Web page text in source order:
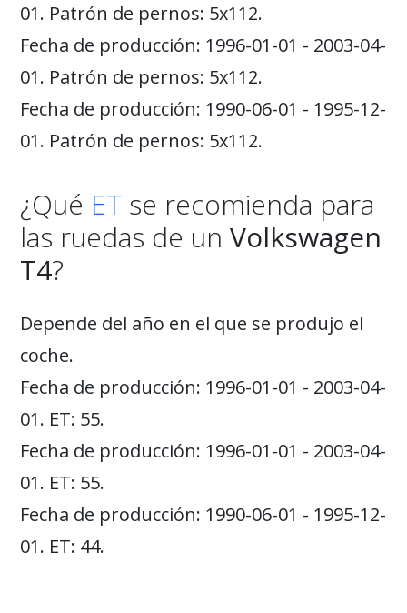
01. Patrón de pernos: 5x112.
Fecha de producción: 1996-01-01 - 2003-04-
01. Patrón de pernos: 5x112.
Fecha de producción: 1990-06-01 - 1995-12-
01. Patrón de pernos: 5x112.
¿Qué ET se recomienda para
las ruedas de un Volkswagen
T4?
Depende del año en el que se produjo el
coche.
Fecha de producción: 1996-01-01 - 2003-04-
01. ET: 55.
Fecha de producción: 1996-01-01 - 2003-04-
01. ET: 55.
Fecha de producción: 1990-06-01 - 1995-12-
01. ET: 44.